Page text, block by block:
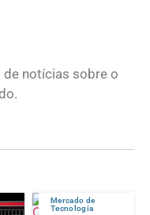
de notícias sobre o
Mercado de
Tecnologia